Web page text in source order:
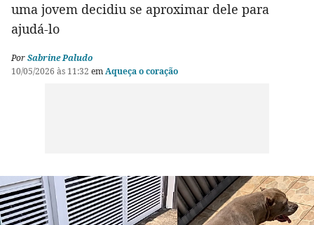
uma jovem decidiu se aproximar dele para
ajudá-lo
PorSabrine Paludo
10/05/2026 às 11:32 emAqueça o coração